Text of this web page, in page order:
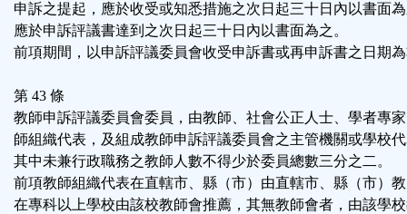
申訴之提起，應於收受或知悉措施之次日起三十日內以書面
應於申訴評議書達到之次日起三十日內以書面為之。
前項期間，以申訴評議委員會收受申訴書或再申訴書之日期
第 43 條
教師申訴評議委員會委員，由教師、社會公正人士、學者專
師組織代表，及組成教師申訴評議委員會之主管機關或學校
其中未兼行政職務之教師人數不得少於委員總數三分之二。
前項教師組織代表在直轄市、縣（市）由直轄市、縣（市）
在專科以上學校由該校教師會推薦，其無教師會者，由該學